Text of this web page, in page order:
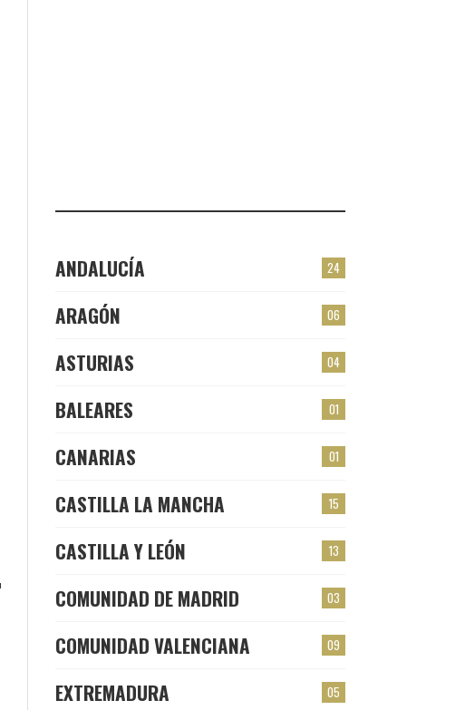
24
ANDALUCÍA
06
ARAGÓN
04
ASTURIAS
01
BALEARES
01
CANARIAS
15
CASTILLA LA MANCHA
13
CASTILLA Y LEÓN
03
COMUNIDAD DE MADRID
09
COMUNIDAD VALENCIANA
05
EXTREMADURA